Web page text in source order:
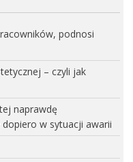
podnosi
– czyli jak
naprawdę
w sytuacji awarii